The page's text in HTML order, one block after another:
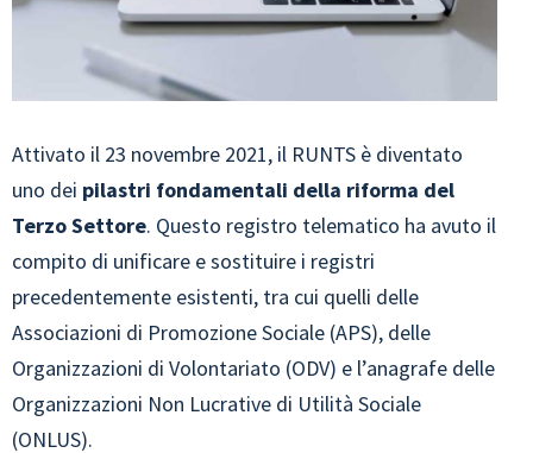
Attivato il 23 novembre 2021, il RUNTS è diventato
uno dei pilastri fondamentali della riforma del
Terzo Settore. Questo registro telematico ha avuto il
compito di unificare e sostituire i registri
precedentemente esistenti, tra cui quelli delle
Associazioni di Promozione Sociale (APS), delle
Organizzazioni di Volontariato (ODV) e l’anagrafe delle
Organizzazioni Non Lucrative di Utilità Sociale
(ONLUS).